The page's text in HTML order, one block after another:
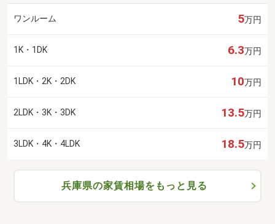
ワンルーム 5万円
1K・1DK 6.3万円
1LDK・2K・2DK 10万円
2LDK・3K・3DK 13.5万円
3LDK・4K・4LDK 18.5万円
兵庫県の家賃相場をもっと見る